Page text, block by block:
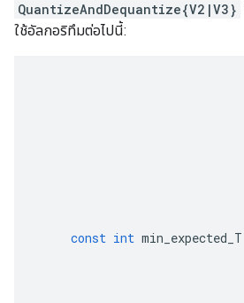
QuantizeAndDequantize{V2|V3}
ใช้อัลกอริทึมต่อไปนี้:
const int min_expected_T